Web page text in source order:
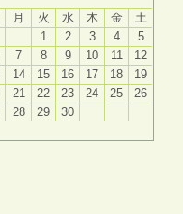
月 火 水 木 金
土
1
2 3 4
5
7 8 9 10 11
12
14 15 16 17 18
19
21 22 23 24 25
26
28 29 30